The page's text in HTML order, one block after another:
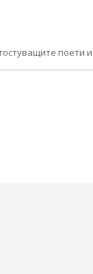
поети